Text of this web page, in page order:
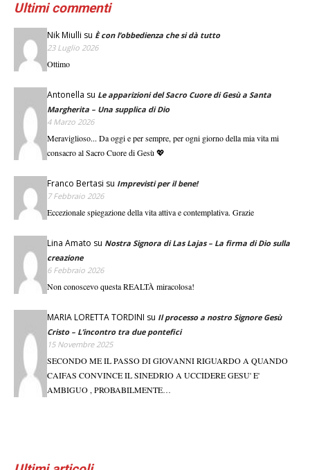
Ultimi commenti
Nik Miulli su È con l’obbedienza che si dà tutto
23 Luglio 2026
Ottimo
Antonella su Le apparizioni del Sacro Cuore di Gesù a Santa
Margherita – Una supplica di Dio
4 Marzo 2026
Meraviglioso... Da oggi e per sempre, per ogni giorno della mia vita mi
consacro al Sacro Cuore di Gesù 💖
Franco Bertasi su Imprevisti per il bene!
7 Febbraio 2026
Eccezionale spiegazione della vita attiva e contemplativa. Grazie
Lina Amato su Nostra Signora di Las Lajas – La firma di Dio sulla
creazione
6 Febbraio 2026
Non conoscevo questa REALTÀ miracolosa!
MARIA LORETTA TORDINI su Il processo a nostro Signore Gesù
Cristo – L’incontro tra due pontefici
15 Novembre 2025
SECONDO ME IL PASSO DI GIOVANNI RIGUARDO A QUANDO
CAIFAS CONVINCE IL SINEDRIO A UCCIDERE GESU' E'
AMBIGUO , PROBABILMENTE…